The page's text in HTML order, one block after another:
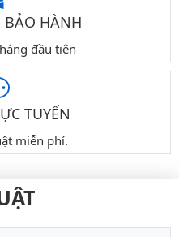
BẢO HÀNH
đầu tiên
TUYẾN
miễn phí.